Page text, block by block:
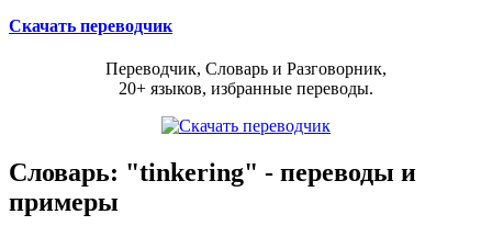
Скачать переводчик
Переводчик, Словарь и Разговорник,
20+ языков, избранные переводы.
Словарь: "tinkering" - переводы и
примеры